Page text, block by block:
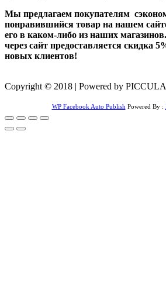
Мы предлагаем покупателям
понравившийся товар на нашем
его в каком-либо из наших
через сайт предоставляется скидка
новых клиентов!
Copyright © 2018 | Powered by PICCULA
WP Facebook Auto Publish Powered By :